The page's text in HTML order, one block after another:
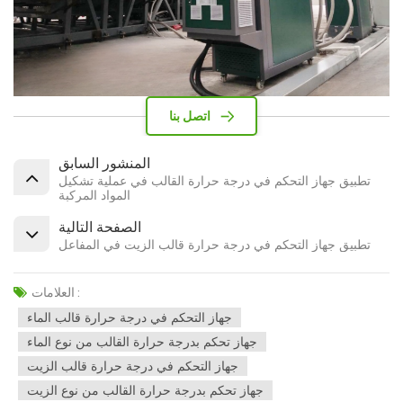
اتصل بنا
المنشور السابق
تطبيق جهاز التحكم في درجة حرارة القالب في عملية تشكيل
المواد المركبة
الصفحة التالية
تطبيق جهاز التحكم في درجة حرارة قالب الزيت في المفاعل
العلامات :
جهاز التحكم في درجة حرارة قالب الماء
جهاز تحكم بدرجة حرارة القالب من نوع الماء
جهاز التحكم في درجة حرارة قالب الزيت
جهاز تحكم بدرجة حرارة القالب من نوع الزيت